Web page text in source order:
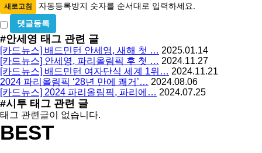
록
방
지
새로고침 자동등록방지 숫자를 순서대로 입력하세요.
비
밀
글
사
용
#안세영 태그 관련 글
[카드뉴스] 배드민턴 안세영, 새해 첫 … 2025.01.14
[카드뉴스] 안세영, 파리올림픽 후 첫 … 2024.11.27
[카드뉴스] 배드민턴 여자단식 세계 1위… 2024.11.21
2024 파리올림픽 ‘28년 만에 쾌거’… 2024.08.06
[카드뉴스] 2024 파리올림픽, 파리에… 2024.07.25
#시투 태그 관련 글
태그 관련글이 없습니다.
BEST